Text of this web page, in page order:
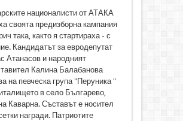
националисти от АТАКА
своята предизборна кампания
така, както я стартираха - с
Кандидатът за евродепутат
Атанасов и народният
Калина Балабанова
на певческа група "Перуника "
в село Българево,
Каварна. Съставът е носител
награди. Патриотите